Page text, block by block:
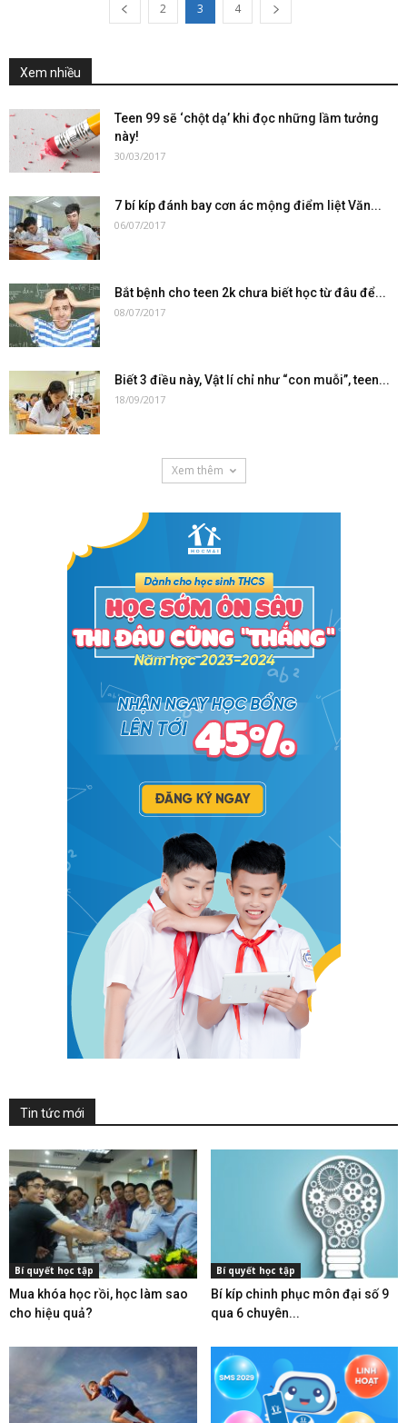
2 3 4
Xem nhiều
Teen 99 sẽ ‘chột dạ’ khi đọc những lầm tưởng
này!
30/03/2017
7 bí kíp đánh bay cơn ác mộng điểm liệt Văn...
06/07/2017
Bắt bệnh cho teen 2k chưa biết học từ đâu để...
08/07/2017
Biết 3 điều này, Vật lí chỉ như “con muỗi”, teen...
18/09/2017
Xem thêm
Tin tức mới
Bí quyết học tập
Mua khóa học rồi, học làm sao
cho hiệu quả?
Bí quyết học tập
Bí kíp chinh phục môn đại số 9
qua 6 chuyên...